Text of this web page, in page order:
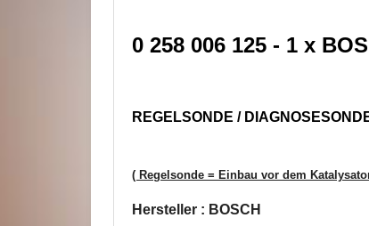
0 258 006 125 - 1 x
REGELSONDE /
( Regelsonde = Einbau vor dem
Hersteller : BOSCH